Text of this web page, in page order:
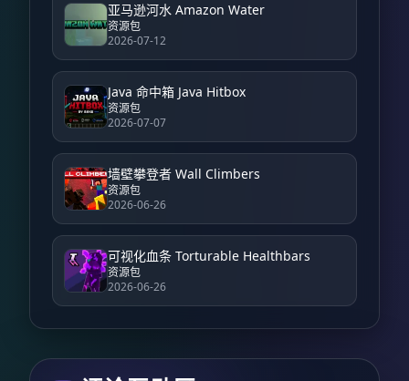
亚马逊河水 Amazon Water
资源包
2026-07-12
Java 命中箱 Java Hitbox
资源包
2026-07-07
墙壁攀登者 Wall Climbers
资源包
2026-06-26
可视化血条 Torturable Healthbars
资源包
2026-06-26